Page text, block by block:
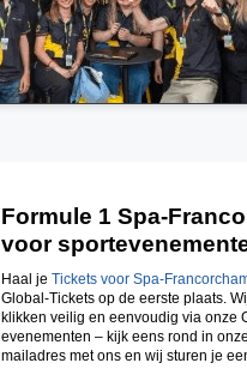
Formule 1 Spa-
voor
Haal je Tickets voor Spa-
Global-Tickets op de eerste plaats.
klikken veilig en eenvoudig via onze
evenementen – kijk eens rond in
mailadres met ons en wij sturen je